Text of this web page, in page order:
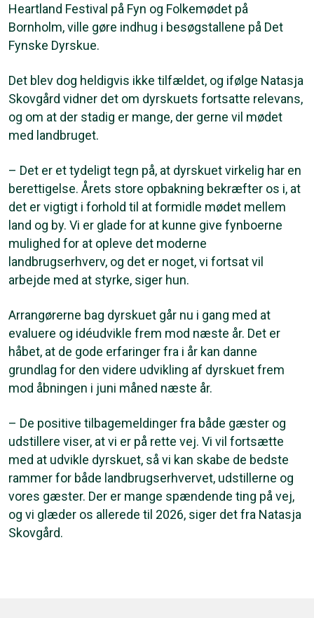
Heartland Festival på Fyn og Folkemødet på
Bornholm, ville gøre indhug i besøgstallene på Det
Fynske Dyrskue.
Det blev dog heldigvis ikke tilfældet, og ifølge Natasja
Skovgård vidner det om dyrskuets fortsatte relevans,
og om at der stadig er mange, der gerne vil mødet
med landbruget.
– Det er et tydeligt tegn på, at dyrskuet virkelig har en
berettigelse. Årets store opbakning bekræfter os i, at
det er vigtigt i forhold til at formidle mødet mellem
land og by. Vi er glade for at kunne give fynboerne
mulighed for at opleve det moderne
landbrugserhverv, og det er noget, vi fortsat vil
arbejde med at styrke, siger hun.
Arrangørerne bag dyrskuet går nu i gang med at
evaluere og idéudvikle frem mod næste år. Det er
håbet, at de gode erfaringer fra i år kan danne
grundlag for den videre udvikling af dyrskuet frem
mod åbningen i juni måned næste år.
– De positive tilbagemeldinger fra både gæster og
udstillere viser, at vi er på rette vej. Vi vil fortsætte
med at udvikle dyrskuet, så vi kan skabe de bedste
rammer for både landbrugserhvervet, udstillerne og
vores gæster. Der er mange spændende ting på vej,
og vi glæder os allerede til 2026, siger det fra Natasja
Skovgård.